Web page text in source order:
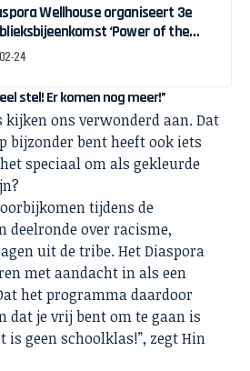
Wellhouse organiseert 3e
‘Power of the
24
stel! Er komen nog meer!”
ons verwonderd aan. Dat
bijzonder bent heeft ook iets
speciaal om als gekleurde
tijdens de
deelronde over racisme,
uit de tribe. Het Diaspora
met aandacht in als een
het programma daardoor
dat je vrij bent om te gaan is
is geen schoolklas!”, zegt Hin